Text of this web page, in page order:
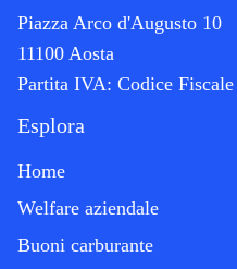
Piazza Arco d'Augusto 10
11100 Aosta
Partita IVA: Codice
Esplora
Home
Welfare aziendale
Buoni carburante